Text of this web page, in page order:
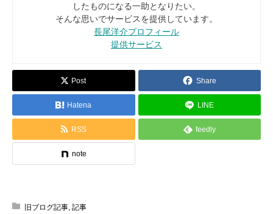
したものになる一助となりたい。
そんな思いでサービスを提供しています。
長尾洋介プロフィール
提供サービス
Post Share
Hatena LINE
RSS feedly
note
旧ブログ記事 記事